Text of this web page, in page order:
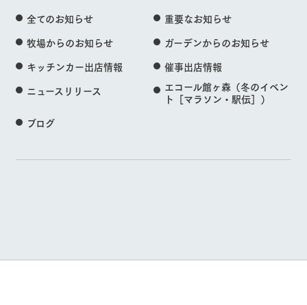
全てのお知らせ
重要なお知らせ
牧場からのお知らせ
ガーデンからのお知らせ
キッチンカー出店情報
催事出店情報
ニュースリリース
エコール館ヶ森（冬のイベン
ト［マラソン・駅伝］）
ブログ